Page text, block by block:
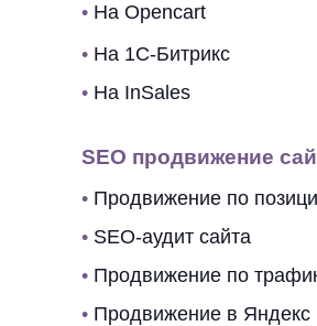
• На Opencart
• На 1C-Битрикс
• На InSales
• Продвижение в Яндекс
SEO продвижение
• Продвижение по
• SEO-аудит сайта
• Продвижение по